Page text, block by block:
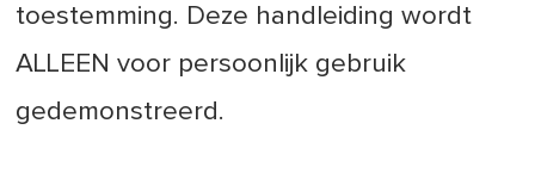
toestemming. Deze handleiding wordt
ALLEEN voor persoonlijk gebruik
gedemonstreerd.